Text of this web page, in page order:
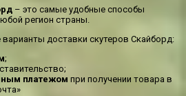
– это самые удобные способы
регион страны.
доставки скутеров Скайборд:
;
платежом при получении товара в